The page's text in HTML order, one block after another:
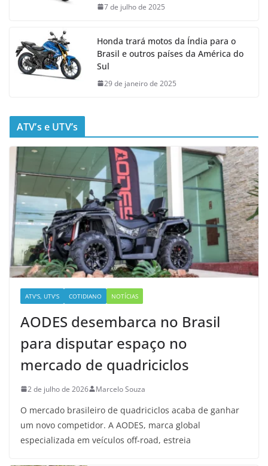
7 de julho de 2025
Honda trará motos da Índia para o
Brasil e outros países da América do
Sul
29 de janeiro de 2025
ATV’s e UTV’s
ATV'S, UTV'S COTIDIANO NOTÍCIAS
AODES desembarca no Brasil
para disputar espaço no
mercado de quadriciclos
2 de julho de 2026 Marcelo Souza
O mercado brasileiro de quadriciclos acaba de ganhar
um novo competidor. A AODES, marca global
especializada em veículos off-road, estreia